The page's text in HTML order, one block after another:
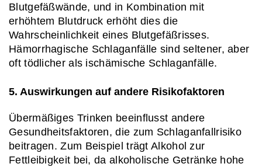
Blutgefäßwände, und in Kombination mit
erhöhtem Blutdruck erhöht dies die
Wahrscheinlichkeit eines Blutgefäßrisses.
Hämorrhagische Schlaganfälle sind seltener, aber
oft tödlicher als ischämische Schlaganfälle.
5. Auswirkungen auf andere Risikofaktoren
Übermäßiges Trinken beeinflusst andere
Gesundheitsfaktoren, die zum Schlaganfallrisiko
beitragen. Zum Beispiel trägt Alkohol zur
Fettleibigkeit bei, da alkoholische Getränke hohe